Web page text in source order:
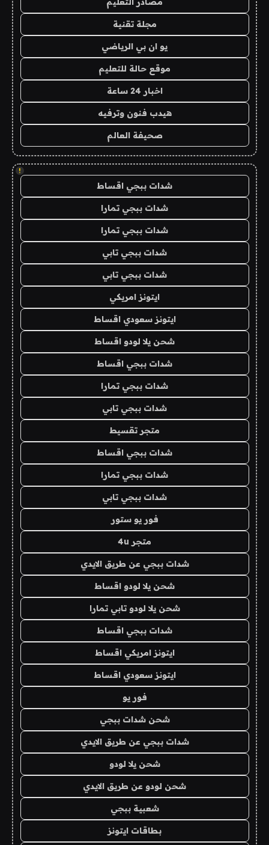
مجلة تقنية
يو ان بي الرياضي
موقع حالة للتعليم
اخبار 24 ساعة
هيدب فنون وترفيه
صحيفة العالم
!
شدات ببجي اقساط
شدات ببجي تمارا
شدات ببجي تمارا
شدات ببجي تابي
شدات ببجي تابي
ايتونز امريكي
ايتونز سعودي اقساط
شحن يلا لودو اقساط
شدات ببجي اقساط
شدات ببجي تمارا
شدات ببجي تابي
متجر تقسيط
شدات ببجي اقساط
شدات ببجي تمارا
شدات ببجي تابي
فور يو ستور
متجر 4u
شدات ببجي عن طريق الايدي
شحن يلا لودو اقساط
شحن يلا لودو تابي تمارا
شدات ببجي اقساط
ايتونز امريكي اقساط
ايتونز سعودي اقساط
فور يو
شحن شدات ببجي
شدات ببجي عن طريق الايدي
شحن يلا لودو
شحن لودو عن طريق الايدي
شعبية ببجي
بطاقات ايتونز